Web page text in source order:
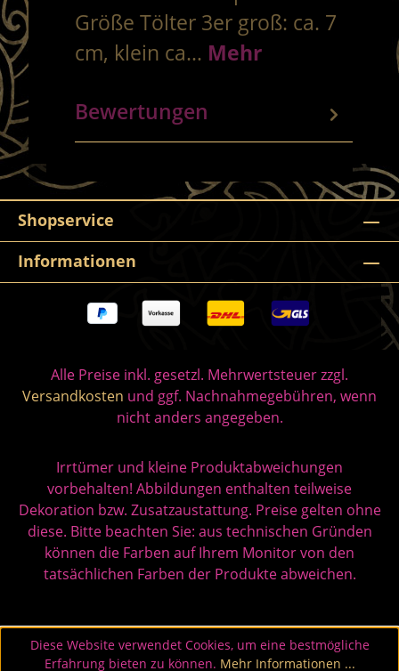
Größe Tölter 3er groß: ca. 7
cm, klein ca… Mehr
Bewertungen
Shopservice
Informationen
Alle Preise inkl. gesetzl. Mehrwertsteuer zzgl.
Versandkosten und ggf. Nachnahmegebühren, wenn
nicht anders angegeben.
Irrtümer und kleine Produktabweichungen
vorbehalten! Abbildungen enthalten teilweise
Dekoration bzw. Zusatzaustattung. Preise gelten ohne
diese. Bitte beachten Sie: aus technischen Gründen
können die Farben auf Ihrem Monitor von den
tatsächlichen Farben der Produkte abweichen.
Diese Website verwendet Cookies, um eine bestmögliche
Erfahrung bieten zu können. Mehr Informationen ...